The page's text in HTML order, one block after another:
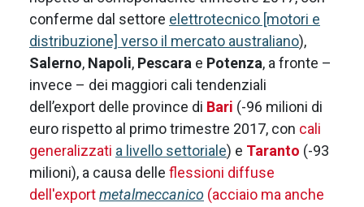
conferme dal settore elettrotecnico [motori e
distribuzione] verso il mercato australiano),
Salerno, Napoli, Pescara e Potenza, a fronte –
invece – dei maggiori cali tendenziali
dell’export delle province di Bari (-96 milioni di
euro rispetto al primo trimestre 2017, con cali
generalizzati a livello settoriale) e Taranto (-93
milioni), a causa delle flessioni diffuse
dell'exportmetalmeccanico (acciaio ma anche